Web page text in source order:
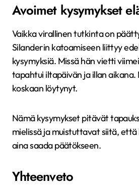
Avoimet kysymykset
Vaikka virallinen tutkinta on
Silanderin katoamiseen liittyy
kysymyksiä. Missä hän vietti
tapahtui iltapäivän ja illan aikana.
koskaan löytynyt.
Nämä kysymykset pitävät
mielissä ja muistuttavat siitä,
aina saada päätökseen.
Yhteenveto